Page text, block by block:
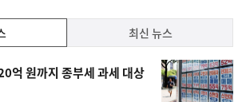
최신 뉴스
억 원까지 종부세 과세 대상